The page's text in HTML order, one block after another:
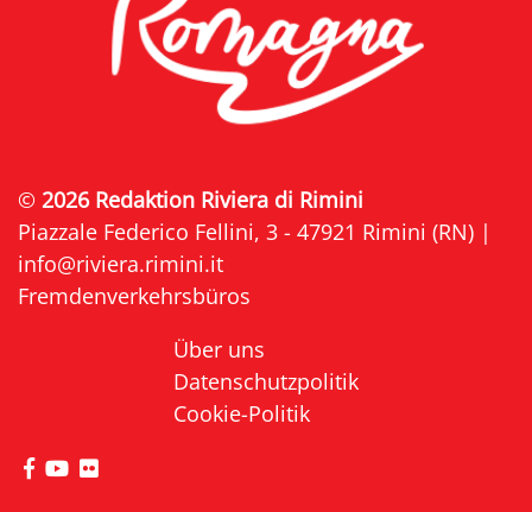
© 2026 Redaktion Riviera di Rimini
Piazzale Federico Fellini, 3 - 47921 Rimini (RN) |
info@riviera.rimini.it
Fremdenverkehrsbüros
Über uns
Datenschutzpolitik
Cookie-Politik
die Seite Facebook von Riviera di Rimini
die Seite YouTube von Riviera di Rimini
die Seite Flickr von Riviera di Rimini